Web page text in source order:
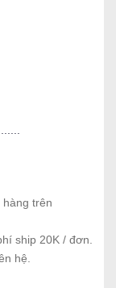
hàng trên
ship 20K / đơn.
hệ.